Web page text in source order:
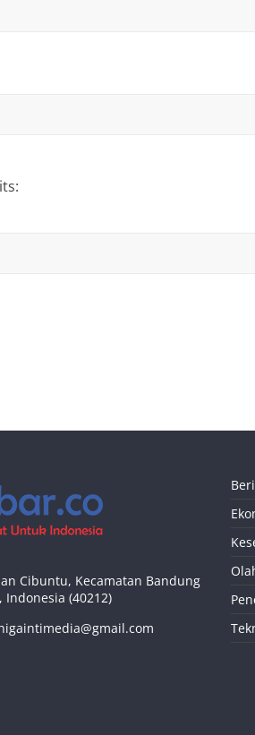
Cibuntu, Kecamatan Bandung
Indonesia (40212)